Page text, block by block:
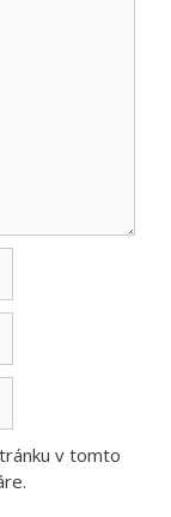
v tomto